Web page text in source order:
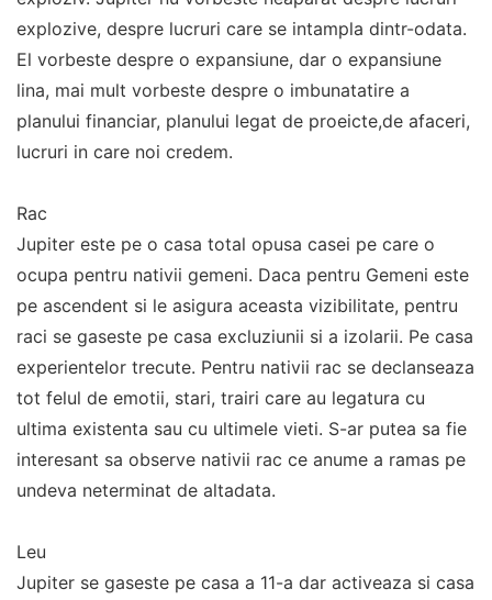
explozive, despre lucruri care se intampla dintr-odata.
El vorbeste despre o expansiune, dar o expansiune
lina, mai mult vorbeste despre o imbunatatire a
planului financiar, planului legat de proeicte,de afaceri,
lucruri in care noi credem.
Rac
Jupiter este pe o casa total opusa casei pe care o
ocupa pentru nativii gemeni. Daca pentru Gemeni este
pe ascendent si le asigura aceasta vizibilitate, pentru
raci se gaseste pe casa excluziunii si a izolarii. Pe casa
experientelor trecute. Pentru nativii rac se declanseaza
tot felul de emotii, stari, trairi care au legatura cu
ultima existenta sau cu ultimele vieti. S-ar putea sa fie
interesant sa observe nativii rac ce anume a ramas pe
undeva neterminat de altadata.
Leu
Jupiter se gaseste pe casa a 11-a dar activeaza si casa